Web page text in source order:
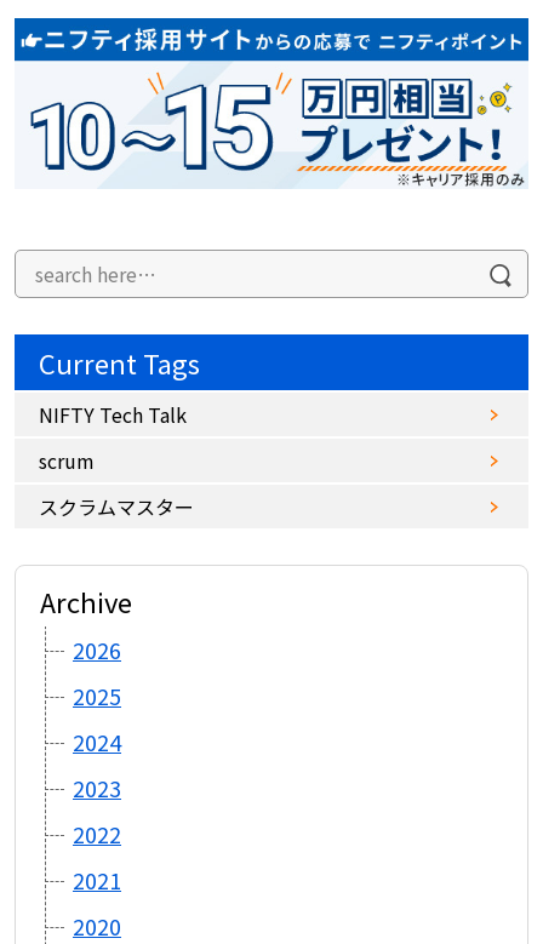
Current Tags
NIFTY Tech Talk
scrum
スクラムマスター
Archive
2026
2025
2024
2023
2022
2021
2020